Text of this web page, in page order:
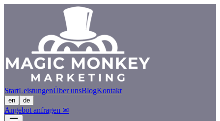
StartLeistungenÜber unsBlogKontakt
en de
Angebot anfragen ✉